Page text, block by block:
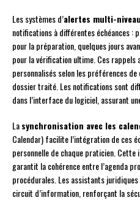
Les systèmes d’alertes multi-
notifications à différentes échéances :
pour la préparation, quelques jours
pour la vérification ultime. Ces rappels
personnalisés selon les préférences
dossier traité. Les notifications sont
dans l’interface du logiciel, assurant
Lasynchronisation avec les
Calendar) facilite l’intégration de ces
personnelle de chaque praticien. Cette
garantit la cohérence entre l’agenda
procédurales. Les assistants
circuit d’information, renforçant la